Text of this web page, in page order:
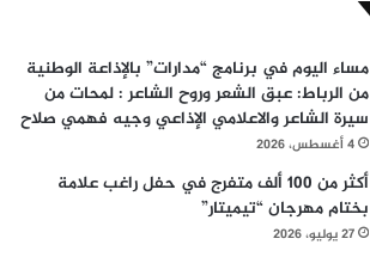
مساء اليوم في برنامج “مدارات” بالإذاعة الوطنية
من الرباط: عبق الشعر وروح الشاعر : لمحات من
سيرة الشاعر والاعلامي الإذاعي وجيه فهمي صلاح
4 أغسطس، 2026
أكثر من 100 ألف متفرج في حفل راغب علامة
بختام مهرجان “تيميتار”
27 يوليو، 2026